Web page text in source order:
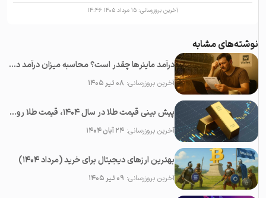
آخرین بروزرسانی:۱۵ مرداد ۱۴۰۵ ۱۴:۴۶
نوشته‌های مشابه
درآمد ماینرها چقدر است؟ محاسبه میزان درآمد دستگاه ماینینگ ارزهای دیجیتال
آخرین بروزرسانی:۰۸ تیر ۱۴۰۵
پیش بینی قیمت طلا در سال 1404، قیمت طلا روبه افزایش است یا کاهش؟
آخرین بروزرسانی:۲۴ آبان ۱۴۰۴
بهترین ارزهای دیجیتال برای خرید (مرداد ۱۴۰۴)
آخرین بروزرسانی:۰۹ تیر ۱۴۰۵